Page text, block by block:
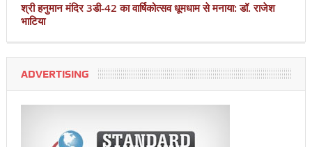
श्री हनुमान मंदिर 3डी-42 का वार्षिकोत्सव धूमधाम से मनाया: डॉ. राजेश
भाटिया
ADVERTISING